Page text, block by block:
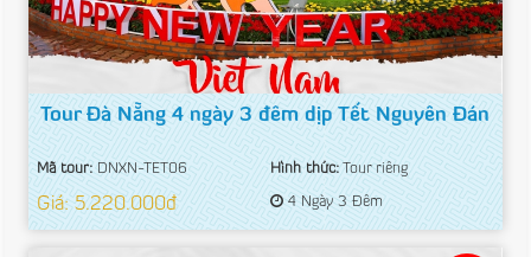
Tour Đà Nẵng 4 ngày 3 đêm dịp Tết Nguyên Đán
Mã tour: DNXN-TET06 Hình thức:Tour riêng
Giá: 5.220.000đ 4 Ngày 3 Đêm